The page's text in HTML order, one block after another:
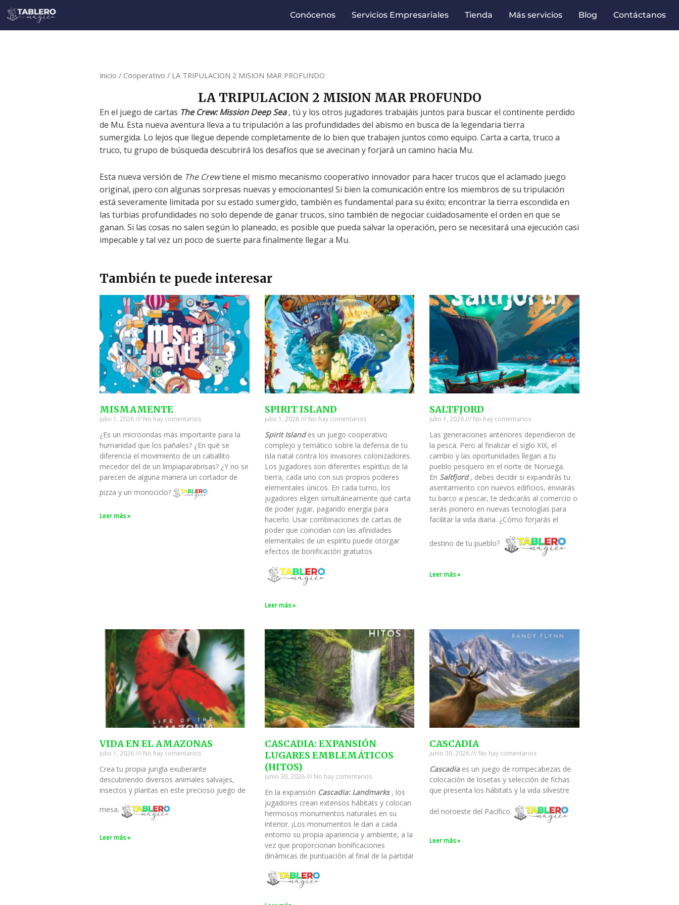
contenido
Conócenos Servicios Empresariales Tienda Más servicios Blog Contáctanos
Inicio / Cooperativo / LA TRIPULACION 2 MISION MAR PROFUNDO
LA TRIPULACION 2 MISION MAR PROFUNDO
En el juego de cartas The Crew: Mission Deep Sea, tú y los otros jugadores trabajáis juntos para buscar el continente perdido
de Mu. Esta nueva aventura lleva a tu tripulación a las profundidades del abismo en busca de la legendaria tierra
sumergida. Lo lejos que llegue depende completamente de lo bien que trabajen juntos como equipo. Carta a carta, truco a
truco, tu grupo de búsqueda descubrirá los desafíos que se avecinan y forjará un camino hacia Mu.
Esta nueva versión de The Crewtiene el mismo mecanismo cooperativo innovador para hacer trucos que el aclamado juego
original, ¡pero con algunas sorpresas nuevas y emocionantes! Si bien la comunicación entre los miembros de su tripulación
está severamente limitada por su estado sumergido, también es fundamental para su éxito; encontrar la tierra escondida en
las turbias profundidades no solo depende de ganar trucos, sino también de negociar cuidadosamente el orden en que se
ganan. Si las cosas no salen según lo planeado, es posible que pueda salvar la operación, pero se necesitará una ejecución casi
impecable y tal vez un poco de suerte para finalmente llegar a Mu.
También te puede interesar
MISMAMENTE
julio 1, 2026 No hay comentarios
¿Es un microondas más importante para la
humanidad que los pañales? ¿En qué se
diferencia el movimiento de un caballito
mecedor del de un limpiaparabrisas? ¿Y no se
parecen de alguna manera un cortador de
pizza y un monociclo?
Leer más »
SPIRIT ISLAND
julio 1, 2026 No hay comentarios
Spirit Islandes un juego cooperativo
complejo y temático sobre la defensa de tu
isla natal contra los invasores colonizadores.
Los jugadores son diferentes espíritus de la
tierra, cada uno con sus propios poderes
elementales únicos. En cada turno, los
jugadores eligen simultáneamente qué carta
de poder jugar, pagando energía para
hacerlo. Usar combinaciones de cartas de
poder que coincidan con las afinidades
elementales de un espíritu puede otorgar
efectos de bonificación gratuitos
Leer más »
SALTFJORD
julio 1, 2026 No hay comentarios
Las generaciones anteriores dependieron de
la pesca. Pero al finalizar el siglo XIX, el
cambio y las oportunidades llegan a tu
pueblo pesquero en el norte de Noruega.
En Saltfjord, debes decidir si expandirás tu
asentamiento con nuevos edificios, enviarás
tu barco a pescar, te dedicarás al comercio o
serás pionero en nuevas tecnologías para
facilitar la vida diaria. ¿Cómo forjarás el
destino de tu pueblo?
Leer más »
VIDA EN EL AMAZONAS
julio 1, 2026 No hay comentarios
Crea tu propia jungla exuberante
descubriendo diversos animales salvajes,
insectos y plantas en este precioso juego de
mesa.
Leer más »
CASCADIA: EXPANSIÓN
LUGARES EMBLEMÁTICOS
(HITOS)
junio 30, 2026 No hay comentarios
En la expansión Cascadia: Landmarks, los
jugadores crean extensos hábitats y colocan
hermosos monumentos naturales en su
interior. ¡Los monumentos le dan a cada
entorno su propia apariencia y ambiente, a la
vez que proporcionan bonificaciones
dinámicas de puntuación al final de la partida!
CASCADIA
junio 30, 2026 No hay comentarios
Cascadiaes un juego de rompecabezas de
colocación de losetas y selección de fichas
que presenta los hábitats y la vida silvestre
del noroeste del Pacífico.
Leer más »